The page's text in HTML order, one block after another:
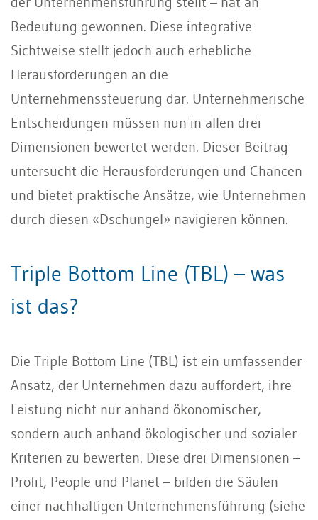
Bedeutung gewonnen. Diese integrative
Sichtweise stellt jedoch auch erhebliche
Herausforderungen an die
Unternehmenssteuerung dar. Unternehmerische
Entscheidungen müssen nun in allen drei
Dimensionen bewertet werden. Dieser Beitrag
untersucht die Herausforderungen und Chancen
und bietet praktische Ansätze, wie Unternehmen
durch diesen «Dschungel» navigieren können.
Triple Bottom Line (TBL) – was
ist das?
Die Triple Bottom Line (TBL) ist ein umfassender
Ansatz, der Unternehmen dazu auffordert, ihre
Leistung nicht nur anhand ökonomischer,
sondern auch anhand ökologischer und sozialer
Kriterien zu bewerten. Diese drei Dimensionen –
Profit, People und Planet – bilden die Säulen
einer nachhaltigen Unternehmensführung (siehe